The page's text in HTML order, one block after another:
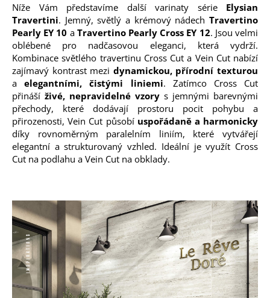
Níže Vám představíme další varinaty série Elysian
Travertini. Jemný, světlý a krémový nádech Travertino
Pearly EY 10 a Travertino Pearly Cross EY 12. Jsou velmi
oblébené pro nadčasovou eleganci, která vydrží.
Kombinace světlého travertinu Cross Cut a Vein Cut nabízí
zajímavý kontrast mezi dynamickou, přírodní texturou
aelegantními, čistými liniemi. Zatímco Cross Cut
přináší živé, nepravidelné vzory s jemnými barevnými
přechody, které dodávají prostoru pocit pohybu a
přirozenosti, Vein Cut působí uspořádaně a harmonicky
díky rovnoměrným paralelním liniím, které vytvářejí
elegantní a strukturovaný vzhled. Ideální je využít Cross
Cut na podlahu a Vein Cut na obklady.